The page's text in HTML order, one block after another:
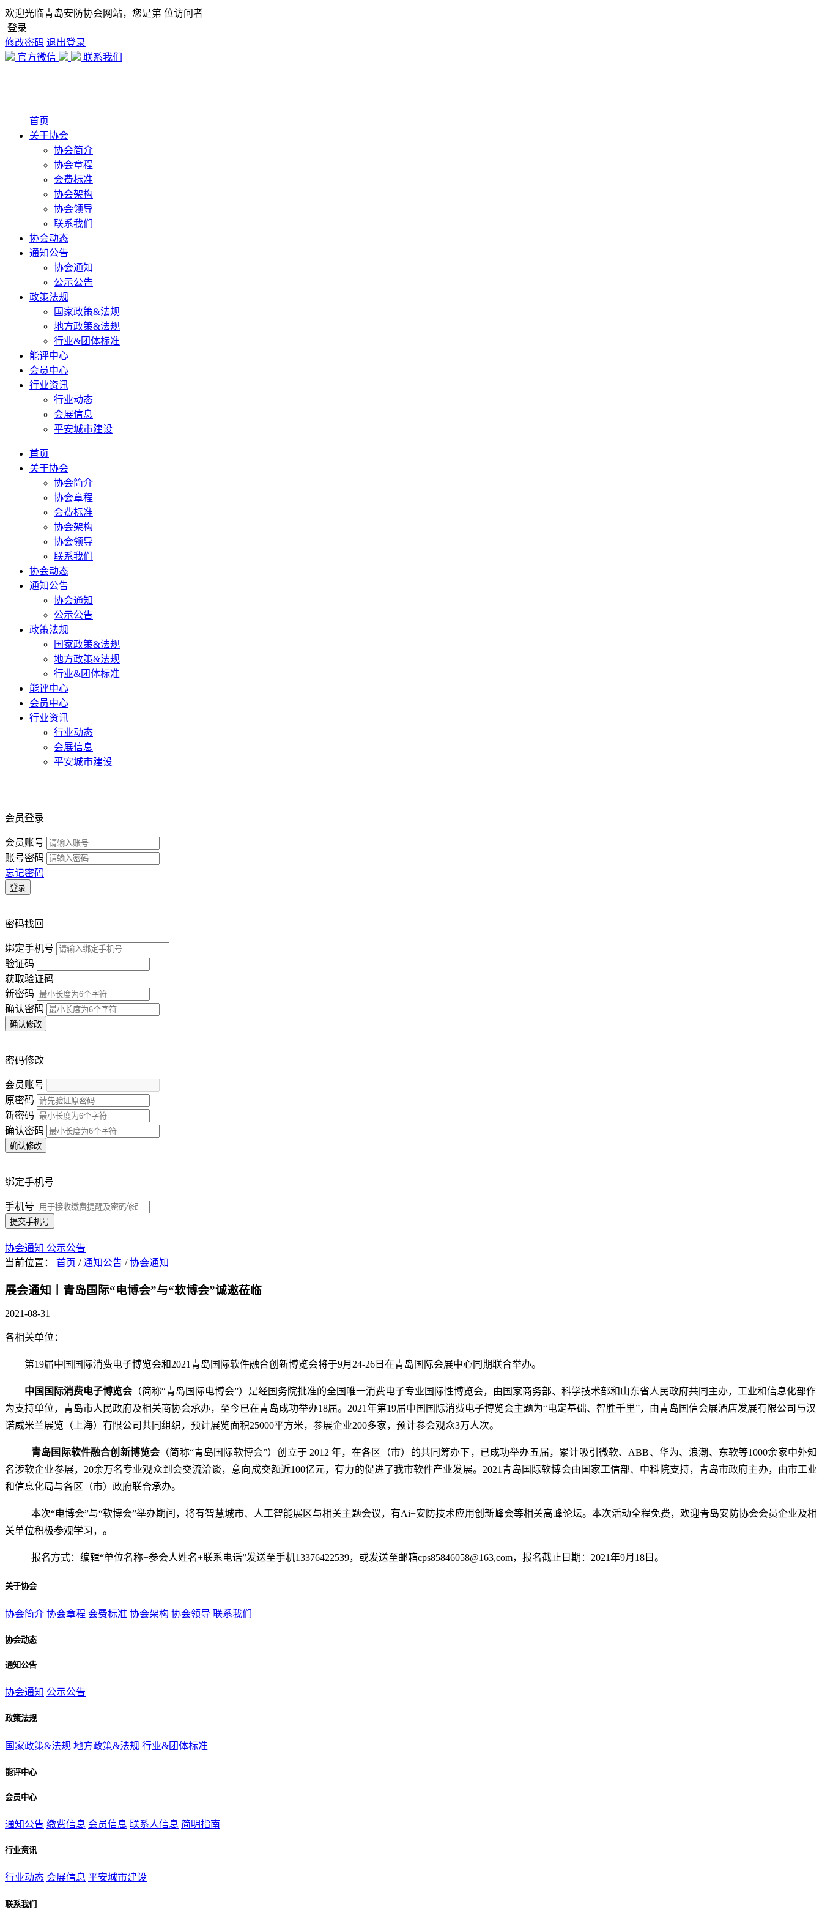
欢迎光临青岛安防协会网站，您是第 位访问者
登录
修改密码 退出登录
官方微信
联系我们
首页
关于协会
协会简介
协会章程
会费标准
协会架构
协会领导
联系我们
协会动态
通知公告
协会通知
公示公告
政策法规
国家政策&法规
地方政策&法规
行业&团体标准
能评中心
会员中心
行业资讯
行业动态
会展信息
平安城市建设
首页
关于协会
协会简介
协会章程
会费标准
协会架构
协会领导
联系我们
协会动态
通知公告
协会通知
公示公告
政策法规
国家政策&法规
地方政策&法规
行业&团体标准
能评中心
会员中心
行业资讯
行业动态
会展信息
平安城市建设
会员登录
会员账号
账号密码
忘记密码
登录
密码找回
绑定手机号
验证码
获取验证码
新密码
确认密码
确认修改
密码修改
会员账号
原密码
新密码
确认密码
确认修改
绑定手机号
手机号
提交手机号
协会通知 公示公告
当前位置： 首页 / 通知公告 /协会通知
展会通知丨青岛国际“电博会”与“软博会”诚邀莅临
2021-08-31
各相关单位：
第19届中国国际消费电子博览会和2021 青岛国际软件融合创新博览会将于9月 24-26日在青岛国际会展中心同期联合举办。
中国国际消费电子博览会 （简称“青岛国际电博会”） 是经国务院批准的全国唯一消费电子专业国际性博览会，由 国家商务部、科学技术部和山东省人民政府共同主办，工业和信息化部作
为支持单位，青岛市人民政府及相关商协会承办，至今已在青岛成功举办18届。 2021年第19届中国国际消费电子博览会主题为“电定基础、智胜千里”，由青岛国信会展酒店发展有限公司与汉
诺威米兰展览（上海）有限公司共同组织，预计展览面积25000平方米，参展企业200多家，预计参会观众3万人次。
青岛国际软件融合创新博览会 （简称“青岛国际软博会”）创立于 2012 年，在各区（市）的共同筹办下，已成功举办五届，累计吸引微软、 ABB、华为、浪潮、东软等1000余家中外知
名涉软企业参展，20余万名专业观众到会交流洽谈，意向成交额近100亿元，有力的促进了我市软件产业发展。2021 青岛国际软博会由国家工信部、中科院支持，青岛市政府主办，由市工业
和信息化局与各区（市）政府联合承办。
本次“电博会”与“软博会”举办期间，将有智慧城市、人工智能展区与相关主题会议，有Ai+安防技术应用创新峰会等相关高峰论坛。 本次活动全程免费， 欢迎青岛安防协会会员企业及相
关单位积极参观学习，。
报名方式：编辑“单位名称+参会人姓名+联系电话”发送至手机13376422539，或发送至邮箱cps85846058@163,com，报名截止日期：2021年9月18日。
关于协会
协会简介 协会章程 会费标准 协会架构 协会领导 联系我们
协会动态
通知公告
协会通知 公示公告
政策法规
国家政策&法规 地方政策&法规 行业&团体标准
能评中心
会员中心
通知公告 缴费信息 会员信息 联系人信息 简明指南
行业资讯
行业动态 会展信息 平安城市建设
联系我们